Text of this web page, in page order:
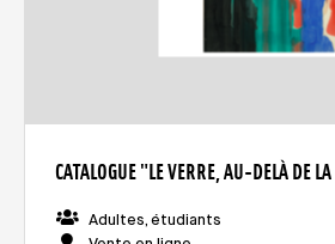
CATALOGUE "LE VERRE, AU-DELÀ DE
Adultes, étudiants